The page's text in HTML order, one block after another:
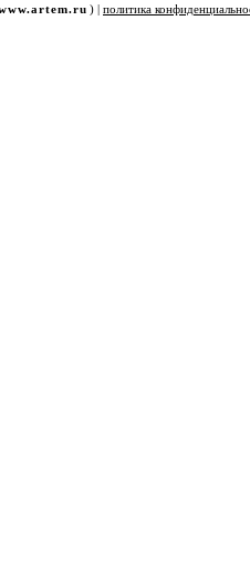
) | политика